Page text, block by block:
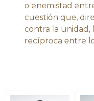
o enemistad
cuestión que,
contra la unidad,
recíproca entre